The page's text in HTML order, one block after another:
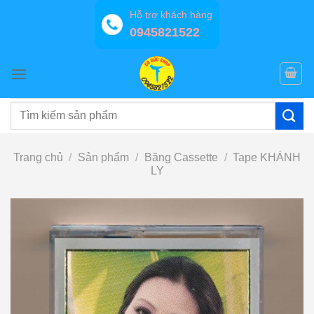
Hỗ trợ khách hàng
0945821522
Tìm
Trang chủ / Sản phẩm / Băng Cassette / Tape KHÁNH
LY